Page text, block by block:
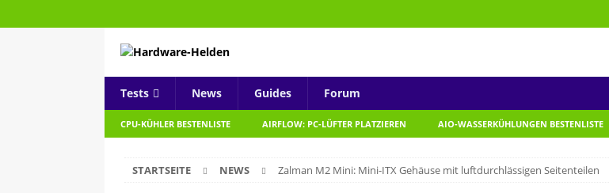
Tests News Guides Forum
CPU-KÜHLER BESTENLISTE AIRFLOW: PC-LÜFTER PLATZIEREN AIO-WASSERKÜHLUNGEN BESTENLISTE
STARTSEITE NEWS Zalman M2 Mini: Mini-ITX Gehäuse mit luftdurchlässigen Seitenteilen